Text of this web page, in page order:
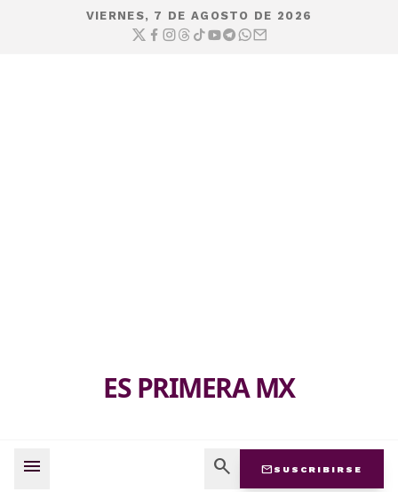
VIERNES, 7 DE AGOSTO DE 2026
ES PRIMERA MX
menu search mail SUSCRIBIRSE